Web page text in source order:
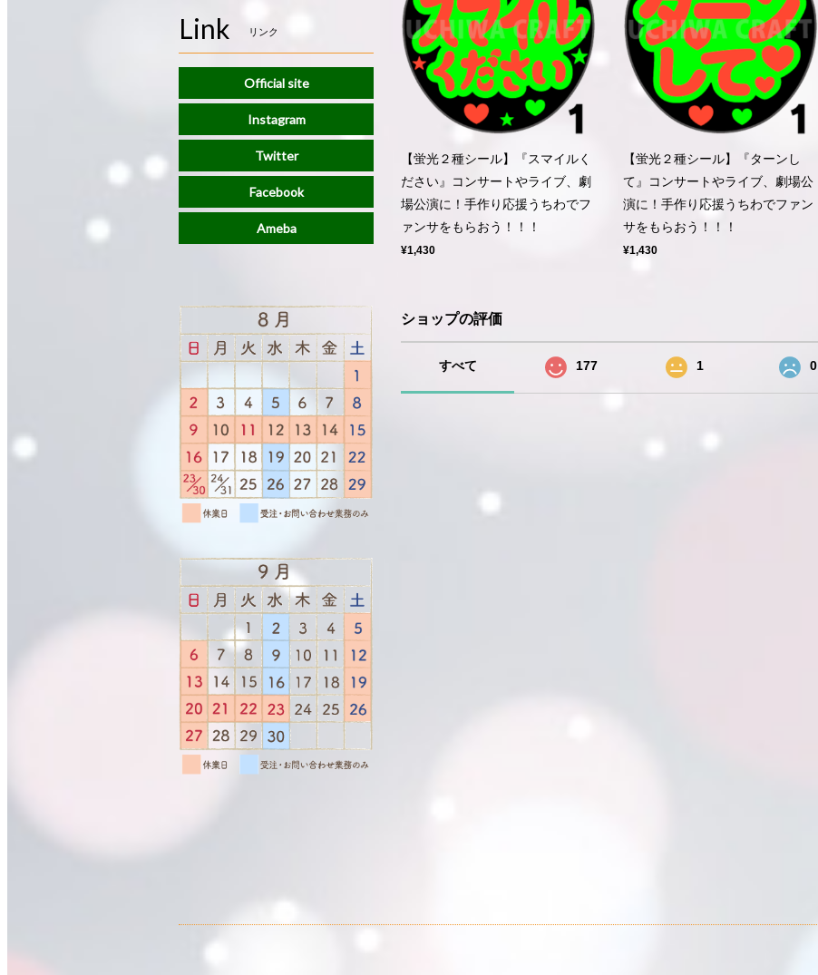
【蛍光２種シール】『スマイルく
ださい』コンサートやライブ、劇
場公演に！手作り応援うちわでフ
ァンサをもらおう！！！
¥1,430
【蛍光２種シール】『ターンし
て』コンサートやライブ、劇場公
演に！手作り応援うちわでファン
サをもらおう！！！
¥1,430
ショップの評価
すべて 177 1 0
Link リンク
Official site
Instagram
Twitter
Facebook
Ameba